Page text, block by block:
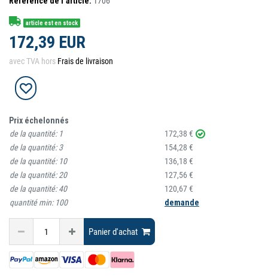
article est en stock
172,39 EUR
avec TVA hors Frais de livraison
Prix échelonnés
de la quantité: 1
172,38 €
de la quantité:3
154,28 €
de la quantité: 10
136,18 €
de la quantité:20
127,56 €
de la quantité:40
120,67 €
quantité min: 100 demande
Panier d'achat